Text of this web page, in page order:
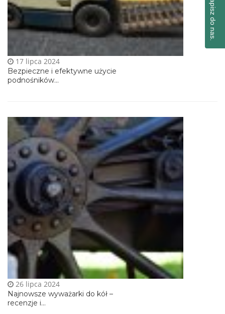
Bezpieczne i efektywne użycie
podnośników...
17 lipca 2024
Najnowsze wyważarki do kół –
recenzje i...
26 lipca 2024
Napisz do nas.